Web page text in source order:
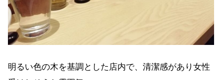
明るい色の木を基調とした店内で、清潔感があり女性